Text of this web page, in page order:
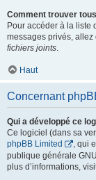
Comment trouver
Pour accéder à la liste
messages privés, allez
fichiers joints.
Haut
Concernant
Qui a développé ce
Ce logiciel (dans sa
phpBB Limited
, qui
publique générale
plus d’informations,